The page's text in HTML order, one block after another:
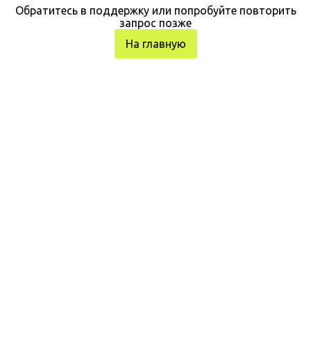
Обратитесь в поддержку или попробуйте повторить
запрос позже
На главную